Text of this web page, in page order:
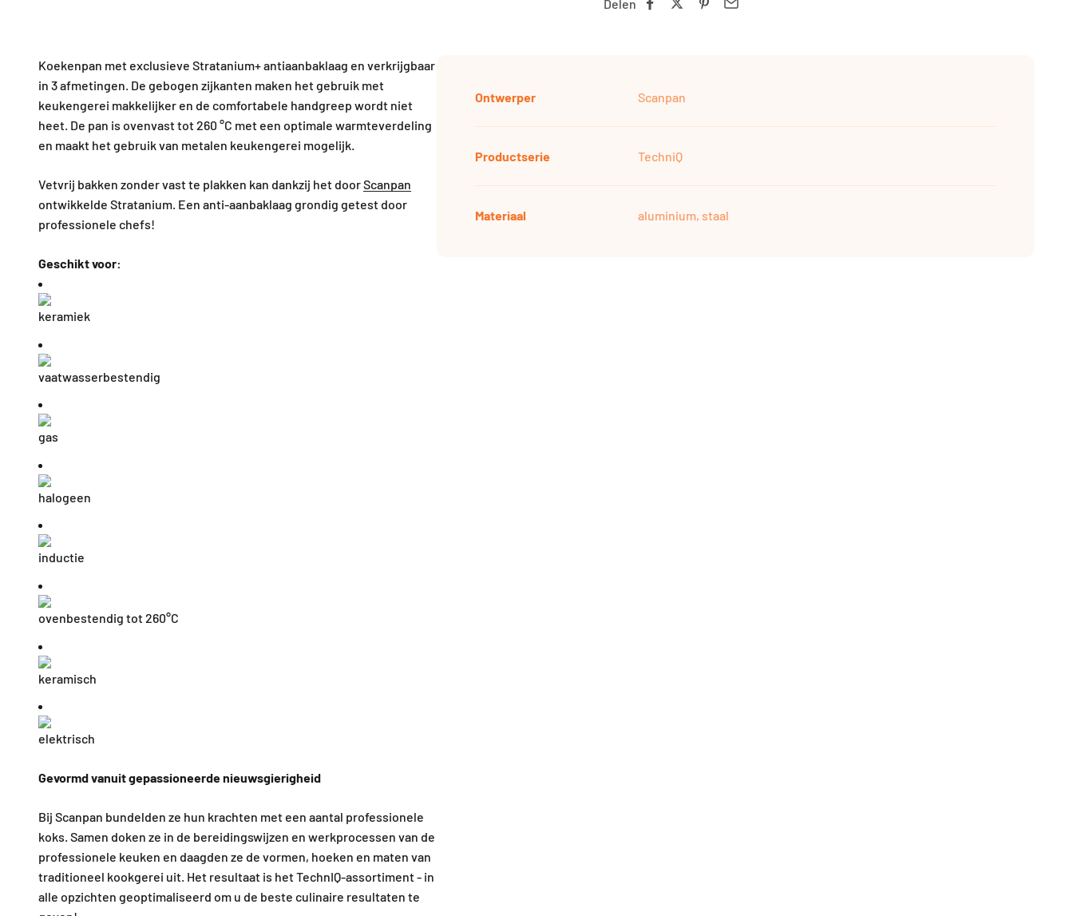
Delen
Koekenpan met exclusieve Stratanium+ antiaanbaklaag en verkrijgbaar
in 3 afmetingen. De gebogen zijkanten maken het gebruik met
keukengerei makkelijker en de comfortabele handgreep wordt niet
heet. De pan is ovenvast tot 260 °C met een optimale warmteverdeling
en maakt het gebruik van metalen keukengerei mogelijk.
Vetvrij bakken zonder vast te plakken kan dankzij het doorScanpan
ontwikkelde Stratanium. Een anti-aanbaklaag grondig getest door
professionele chefs!
Geschikt voor:
keramiek
vaatwasserbestendig
gas
halogeen
inductie
ovenbestendig tot 260°C
keramisch
elektrisch
Gevormd vanuit gepassioneerde nieuwsgierigheid
Bij Scanpan bundelden ze hun krachten met een aantal professionele
koks. Samen doken ze in de bereidingswijzen en werkprocessen van de
professionele keuken en daagden ze de vormen, hoeken en maten van
traditioneel kookgerei uit. Het resultaat is het TechnIQ-assortiment - in
alle opzichten geoptimaliseerd om u de beste culinaire resultaten te
Ontwerper Scanpan
Productserie TechniQ
Materiaal aluminium, staal